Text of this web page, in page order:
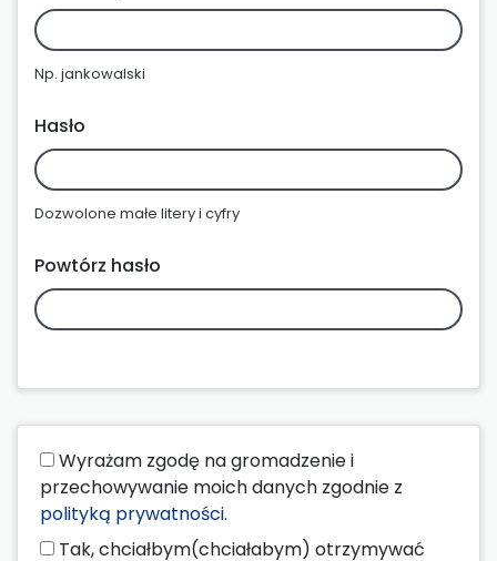
Np. jankowalski
Hasło
Dozwolone małe litery i cyfry
Powtórz hasło
przechowywanie moich danych zgodnie z
polityką prywatności.